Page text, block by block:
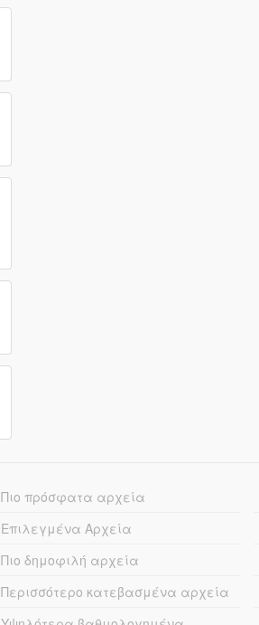
Πιο πρόσφατα αρχεία
Επιλεγμένα Αρχεία
Πιο δημοφιλή αρχεία
Περισσότερο κατεβασμένα αρχεία